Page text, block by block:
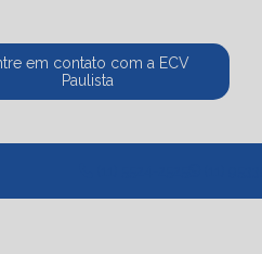
em contato com a ECV
Paulista